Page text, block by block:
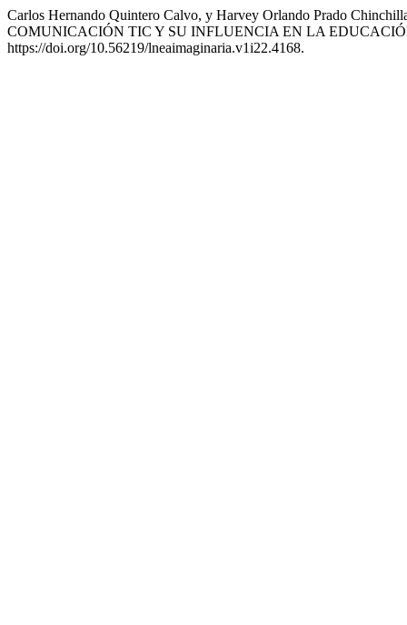
Carlos Hernando Quintero Calvo, y Harvey Orlando Prado
COMUNICACIÓN TIC Y SU INFLUENCIA EN LA
https://doi.org/10.56219/lneaimaginaria.v1i22.4168.